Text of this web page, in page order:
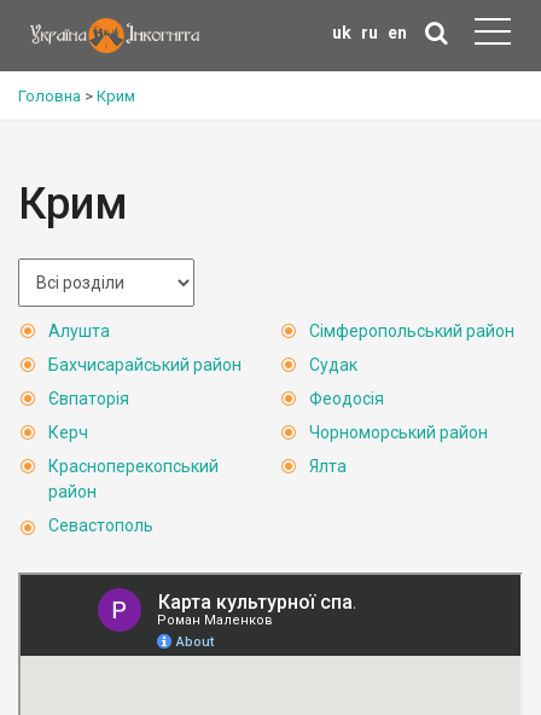
uk ru en
Головна > Крим
Крим
Алушта
Бахчисарайський район
Євпаторія
Керч
Красноперекопський
район
Севастополь
Сімферопольський район
Судак
Феодосія
Чорноморський район
Ялта